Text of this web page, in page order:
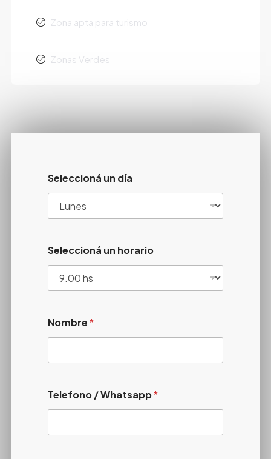
Zona apta para turismo
Zonas Verdes
Seleccioná un día
Seleccioná un horario
Nombre*
Telefono / Whatsapp*